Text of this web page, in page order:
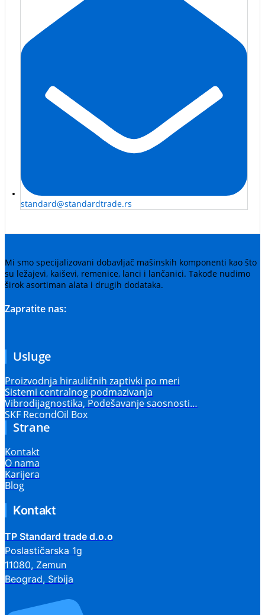
standard@standardtrade.rs
Mi smo specijalizovani dobavljač mašinskih komponenti kao što
su ležajevi, kaiševi, remenice, lanci i lančanici. Takođe nudimo
širok asortiman alata i drugih dodataka.
Zapratite nas:
Usluge
Proizvodnja hirauličnih zaptivki po meri
Sistemi centralnog podmazivanja
Vibrodijagnostika, Podešavanje saosnosti…
SKF RecondOil Box
Strane
Kontakt
O nama
Karijera
Blog
Kontakt
TP Standard trade d.o.o
Poslastičarska 1g
11080, Zemun
Beograd, Srbija